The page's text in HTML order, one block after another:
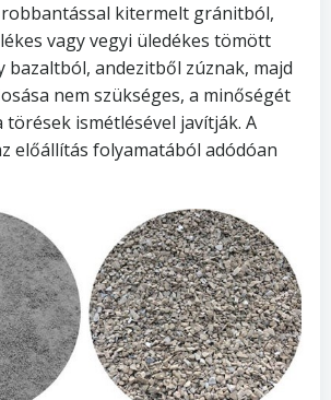
kitermelt gránitból,
vagy vegyi üledékes tömött
bazaltból, andezitből zúznak, majd
nem szükséges, a minőségét
törések ismétlésével javítják. A
előállítás folyamatából adódóan